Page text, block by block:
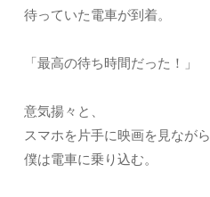
待っていた電車が到着。
「最高の待ち時間だった！」
意気揚々と、
スマホを片手に映画を見ながら
僕は電車に乗り込む。